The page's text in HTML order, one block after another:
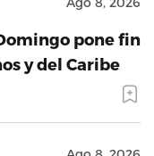
pone fin
y del Caribe